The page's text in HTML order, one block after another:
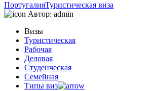
ПортугалияТуристическая виза
Автор: admin
Визы
Туристическая
Рабочая
Деловая
Студенческая
Семейная
Типы виз